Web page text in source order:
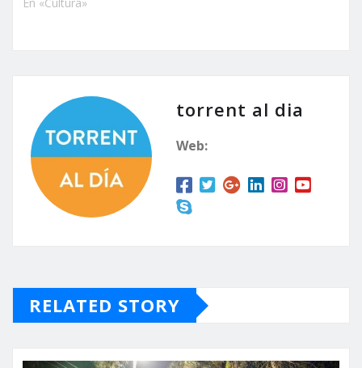
En «Cultura»
torrent al dia
Web:
RELATED STORY